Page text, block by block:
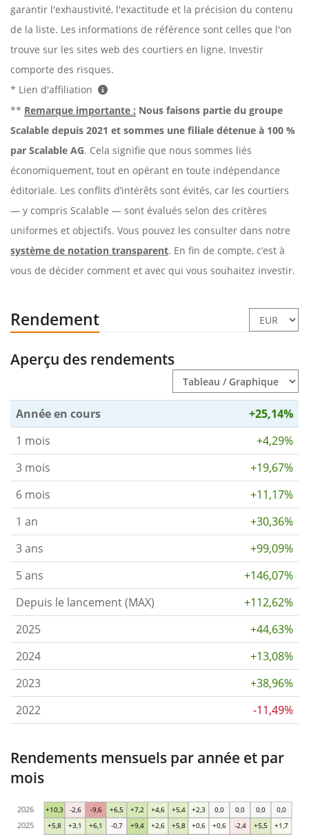
garantir l'exhaustivité, l'exactitude et la précision du contenu
de la liste. Les informations de référence sont celles que l'on
trouve sur les sites web des courtiers en ligne. Investir
comporte des risques.
* Lien d'affiliation
** Remarque importante : Nous faisons partie du groupe
Scalable depuis 2021 et sommes une filiale détenue à 100 %
par Scalable AG. Cela signifie que nous sommes liés
économiquement, tout en opérant en toute indépendance
éditoriale. Les conflits d’intérêts sont évités, car les courtiers
— y compris Scalable — sont évalués selon des critères
uniformes et objectifs. Vous pouvez les consulter dans notre
système de notation transparent. En fin de compte, c’est à
vous de décider comment et avec qui vous souhaitez investir.
Rendement
Aperçu des rendements
Année en cours
+25,14%
1 mois
+4,29%
3 mois
+19,67%
6 mois
+11,17%
1 an
+30,36%
3 ans
+99,09%
5 ans
+146,07%
Depuis le lancement (MAX)
+112,62%
2025
+44,63%
2024
+13,08%
2023
+38,96%
2022
-11,49%
Rendements mensuels par année et par
mois
+5,8 +3,1 +6,1 -0,7 +9,4 +2,6 +5,8 +0,6 +0,6 -2,4 +5,5 +1,7
+10,3 -2,6 -9,6 +6,5 +7,2 +4,6 +5,4 +2,3 0,0 0,0 0,0 0,0
2025
2026